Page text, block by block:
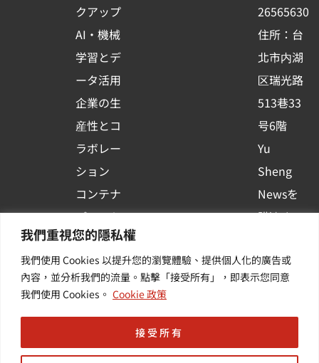
我們重視您的隱私權
我們使用 Cookies 以提升您的瀏覽體驗、提供個人化的廣告或
內容，並分析我們的流量。點擊「接受所有」，即表示您同意
我們使用 Cookies。 Cookie 政策
接受所有
クアップ
AI・機械
学習とデ
ータ活用
企業の生
産性とコ
ラボレー
ション
コンテナ
プラット
フォーム
活用
その他・
-
s
q
u
a
r
e
26565630
住所：台
北市内湖
区瑞光路
513巷33
号6階
Yu
Sheng
Newsを
購読する
イベント
や業界情